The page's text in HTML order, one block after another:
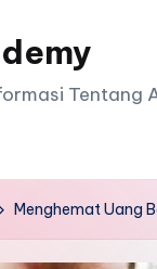
Tentang
Menghemat Uang